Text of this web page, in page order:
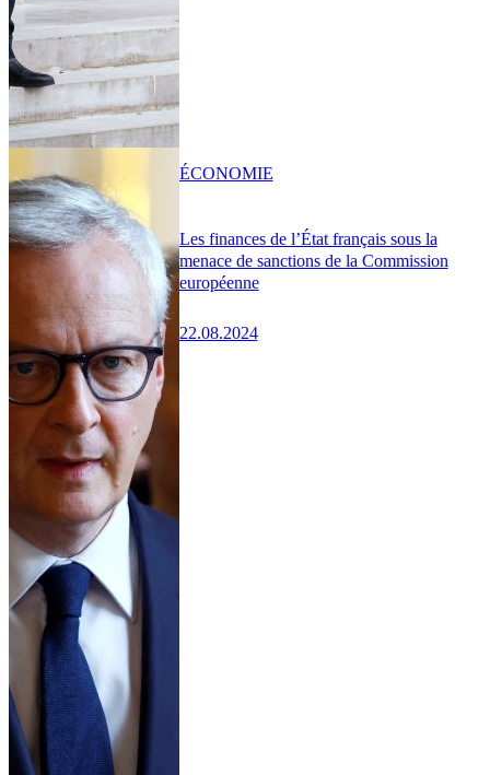
Les finances de l’État français sous la
menace de sanctions de la Commission
européenne
22.08.2024
ÉCONOMIE